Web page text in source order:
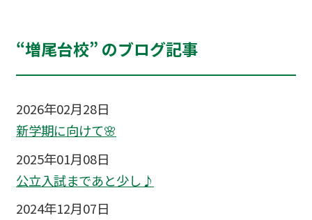
“増尾台校” のブログ記事
2026年02月28日
新学期に向けて🌸
2025年01月08日
公立入試まであと少し♪
2024年12月07日